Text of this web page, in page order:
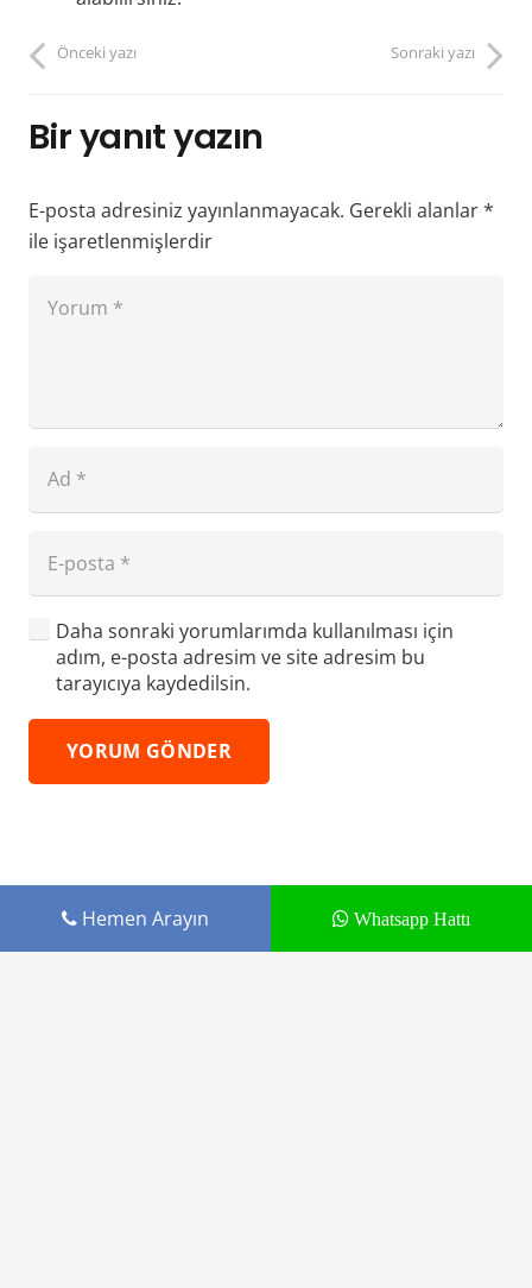
Önceki yazı Sonraki yazı
Bir yanıt yazın
E-posta adresiniz yayınlanmayacak. Gerekli alanlar*
ile işaretlenmişlerdir
Daha sonraki yorumlarımda kullanılması için
adım, e-posta adresim ve site adresim bu
tarayıcıya kaydedilsin.
YORUM GÖNDER
Hemen Arayın Whatsapp Hattı